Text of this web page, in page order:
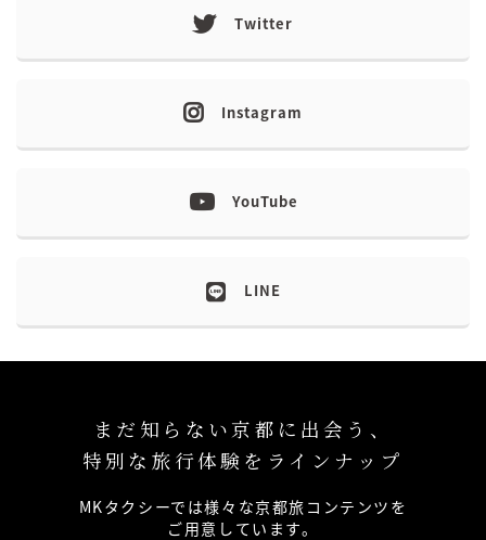
Twitter
Instagram
YouTube
LINE
まだ知らない京都に出会う、
特別な旅行体験をラインナップ
MKタクシーでは様々な京都旅コンテンツを
ご用意しています。